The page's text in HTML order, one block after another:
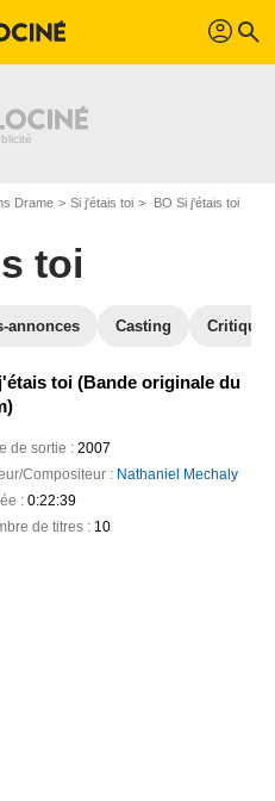
profil search
Drame Si j'étais toi BO Si j'étais toi
toi
annonces Casting
toi (Bande originale du
de sortie :2007
Compositeur : Nathaniel Mechaly
:0:22:39
de titres : 10